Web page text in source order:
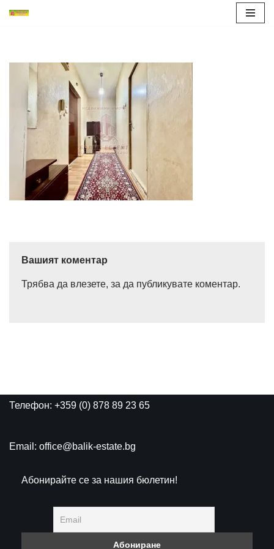
съдържанието
Вашият коментар
Трябва да влезете, за да публикувате коментар.
Телефон: +359 (0) 878 89 23 65
Email: office@balik-estate.bg
Абонирайте се за нашия бюлетин!